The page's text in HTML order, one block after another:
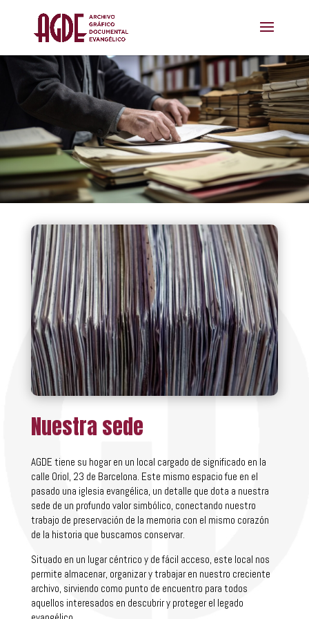
Nuestra sede
AGDE tiene su hogar en un local cargado de significado en la
calle Oriol, 23 de Barcelona. Este mismo espacio fue en el
pasado una iglesia evangélica, un detalle que dota a nuestra
sede de un profundo valor simbólico, conectando nuestro
trabajo de preservación de la memoria con el mismo corazón
de la historia que buscamos conservar.
Situado en un lugar céntrico y de fácil acceso, este local nos
permite almacenar, organizar y trabajar en nuestro creciente
archivo, sirviendo como punto de encuentro para todos
aquellos interesados en descubrir y proteger el legado